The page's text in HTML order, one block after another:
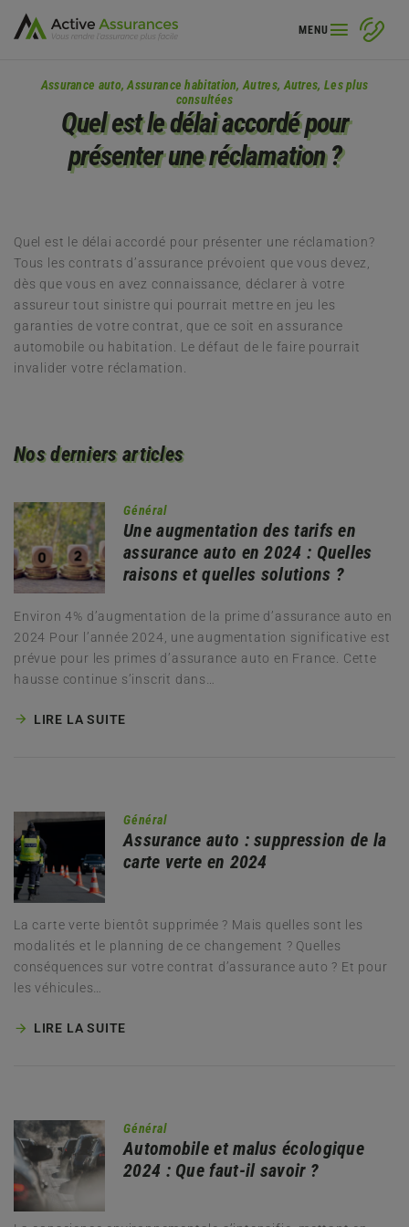
MENU
Assurance auto,Assurance habitation,Autres, Autres, Les plus
consultées
Quel est le délai accordé pour
présenter une réclamation ?
Quel est le délai accordé pour présenter une réclamation?
Tous les contrats d’assurance prévoient que vous devez,
dès que vous en avez connaissance, déclarer à votre
assureur tout sinistre qui pourrait mettre en jeu les
garanties de votre contrat, que ce soit en assurance
automobile ou habitation. Le défaut de le faire pourrait
invalider votre réclamation.
Nos derniers articles
Général
Une augmentation des tarifs en
assurance auto en 2024 : Quelles
raisons et quelles solutions ?
Environ 4% d’augmentation de la prime d’assurance auto en
2024 Pour l’année 2024, une augmentation significative est
prévue pour les primes d’assurance auto en France. Cette
hausse continue s’inscrit dans…
LIRE LA SUITE
Général
Assurance auto : suppression de la
carte verte en 2024
La carte verte bientôt supprimée ? Mais quelles sont les
modalités et le planning de ce changement ? Quelles
conséquences sur votre contrat d’assurance auto ? Et pour
les véhicules…
LIRE LA SUITE
Général
Automobile et malus écologique
2024 : Que faut-il savoir ?